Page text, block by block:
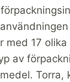
med 17
av